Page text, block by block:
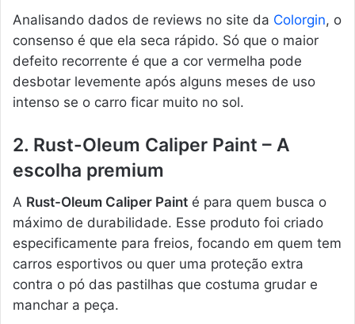
Analisando dados de reviews no site da Colorgin, o
consenso é que ela seca rápido. Só que o maior
defeito recorrente é que a cor vermelha pode
desbotar levemente após alguns meses de uso
intenso se o carro ficar muito no sol.
2. Rust-Oleum Caliper Paint – A
escolha premium
A Rust-Oleum Caliper Paint é para quem busca o
máximo de durabilidade. Esse produto foi criado
especificamente para freios, focando em quem tem
carros esportivos ou quer uma proteção extra
contra o pó das pastilhas que costuma grudar e
manchar a peça.